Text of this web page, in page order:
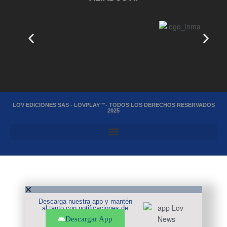
LOV EDICIONES SAS - LOVPLAY™- TODOS LOS DERECHOS RESERVADOS
2025
Descarga nuestra app y mantén
al tanto con notificaciones de
Descargar App